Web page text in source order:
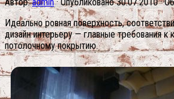
Автор:admin · Опубликовано30.07.2010·
Идеально ровная поверхность,
дизайн интерьеру — главные требования к
потолочному покрытию.